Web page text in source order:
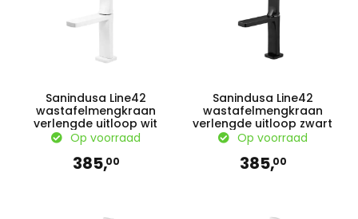
Sanindusa Line42
wastafelmengkraan
verlengde uitloop wit
Op voorraad
385,00
Sanindusa Line42
wastafelmengkraan
verlengde uitloop zwart
Op voorraad
385,00